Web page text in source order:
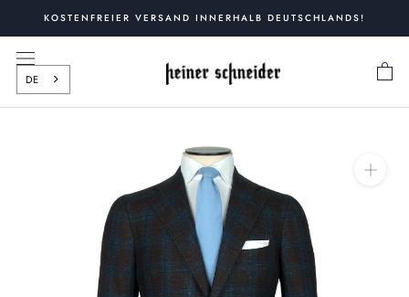
springen
KOSTENFREIER VERSAND INNERHALB DEUTSCHLANDS!
DE